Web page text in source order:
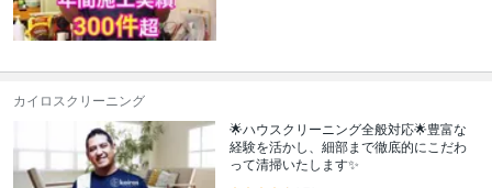
カイロスクリーニング
🌟ハウスクリーニング全般対応🌟豊富な
経験を活かし、細部まで徹底的にこだわ
って清掃いたします✨